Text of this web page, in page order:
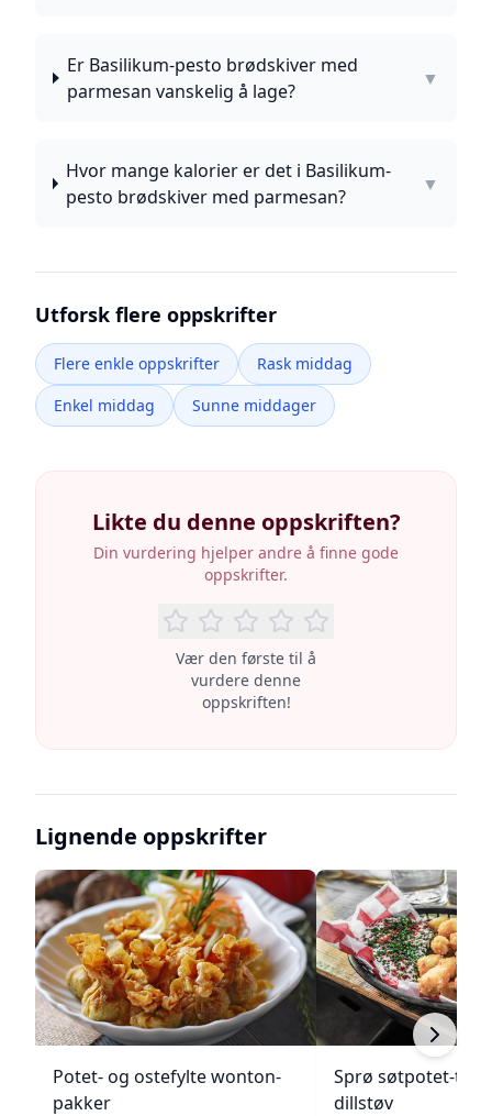
Er Basilikum-pesto brødskiver med
parmesan vanskelig å lage?
▼
Hvor mange kalorier er det i Basilikum-
pesto brødskiver med parmesan?
▼
Utforsk flere oppskrifter
Flere enkle oppskrifter
Rask middag
Enkel middag
Sunne middager
Likte du denne oppskriften?
Din vurdering hjelper andre å finne gode
oppskrifter.
Vær den første til å
vurdere denne
oppskriften!
Lignende oppskrifter
Potet- og ostefylte wonton-
pakker
Sprø søtpotet-tots
dillstøv